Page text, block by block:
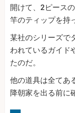
開けて、2ピース
竿のティップを持
某社のシリーズで
われているガイド
たのだ。
他の道具は全てあ
降朝家を出る前に